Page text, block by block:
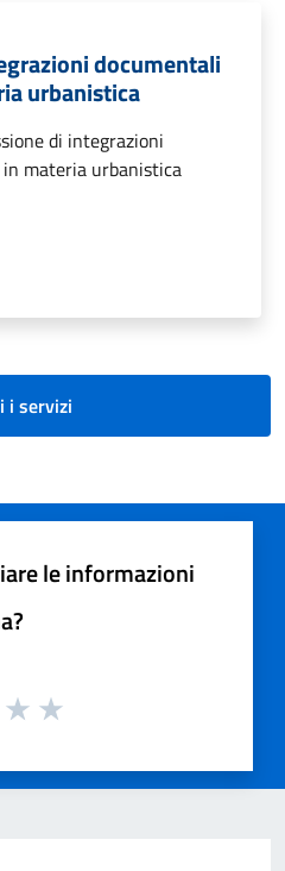
documentali
urbanistica
di integrazioni
materia urbanistica
i servizi
le informazioni